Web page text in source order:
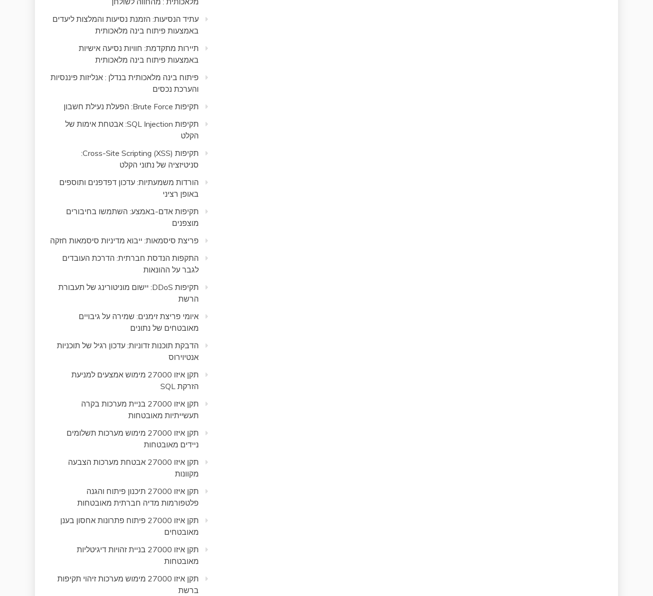
עתיד הנסיעות: הזמנת נסיעות והמלצות ליעדים
באמצעות פיתוח בינה מלאכותית
תיירות מתקדמת: חוויות נסיעה אישיות
באמצעות פיתוח בינה מלאכותית
פיתוח בינה מלאכותית בנדלן : אנליזות פיננסיות
והערכת נכסים
תקיפות Brute Force: הפעלת נעילת חשבון
תקיפות SQL Injection: אבטחת אימות של
הקלט
תקיפות Cross-Site Scripting (XSS):
סניטיזציה של נתוני הקלט
הורדות משמעתיות: עדכון דפדפנים ותוספים
באופן רציני
תקיפות אדם-באמצע: השתמשו בחיבורים
מוצפנים
פריצת סיסמאות: ייבוא מדיניות סיסמאות חזקה
התקפות הנדסת חברתית: הדרכת העובדים
לגבר על ההונאות
תקיפות DDoS: יישום מוניטורינג של תעבורת
הרשת
איומי פריצת זימנים: שמירה על גיבויים
מאובטחים של נתונים
הדבקת תוכנות זדוניות: עדכון רגיל של תוכניות
אנטיוירוס
תקן איזו 27000 מימוש אמצעים למניעת
הזרקת SQL
תקן איזו 27000 בניית מערכות בקרה
תעשייתיות מאובטחות
תקן איזו 27000 מימוש מערכות תשלומים
ניידים מאובטחות
תקן איזו 27000 אבטחת מערכות הצבעה
מקוונות
תקן איזו 27000 תיכנון פיתוח והגנה
פלטפורמות מדיה חברתית מאובטחות
תקן איזו 27000 פיתוח פתרונות אחסון בענן
מאובטחים
תקן איזו 27000 בניית זהויות דיגיטליות
מאובטחות
תקן איזו 27000 מימוש מערכות זיהוי תקיפות
ברשת